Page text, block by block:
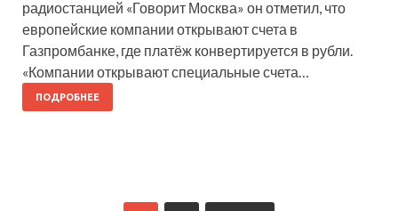
радиостанцией «Говорит Москва» он отметил, что
европейские компании открывают счета в
Газпромбанке, где платёж конвертируется в рубли.
«Компании открывают специальные счета…
ПОДРОБНЕЕ